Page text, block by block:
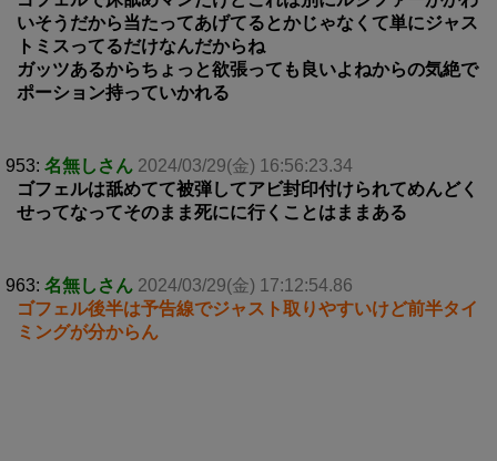
いそうだから当たってあげてるとかじゃなくて単にジャス
トミスってるだけなんだからね
ガッツあるからちょっと欲張っても良いよねからの気絶で
ポーション持っていかれる
953: 名無しさん 2024/03/29(金) 16:56:23.34
ゴフェルは舐めてて被弾してアビ封印付けられてめんどく
せってなってそのまま死にに行くことはままある
963: 名無しさん 2024/03/29(金) 17:12:54.86
ゴフェル後半は予告線でジャスト取りやすいけど前半タイ
ミングが分からん